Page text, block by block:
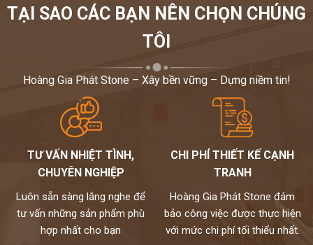
TẠI SAO CÁC BẠN NÊN CHỌN CHÚNG
TÔI
Hoàng Gia Phát Stone – Xây bền vững – Dựng niềm tin!
TƯ VẤN NHIỆT TÌNH,
CHUYÊN NGHIỆP
Luôn sẵn sàng lắng nghe để
tư vấn những sản phẩm phù
hợp nhất cho bạn
CHI PHÍ THIẾT KẾ CẠNH
TRANH
Hoàng Gia Phát Stone đảm
bảo công việc được thực hiện
với mức chi phí tối thiểu nhất.